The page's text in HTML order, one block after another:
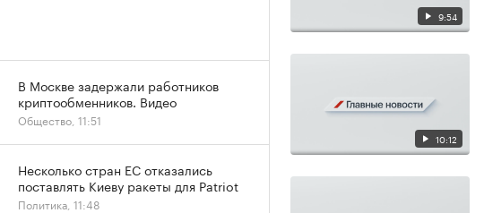
9:54
10:12
В Москве задержали работников
криптообменников. Видео
Общество, 11:51
Несколько стран ЕС отказались
поставлять Киеву ракеты для Patriot
Политика, 11:48